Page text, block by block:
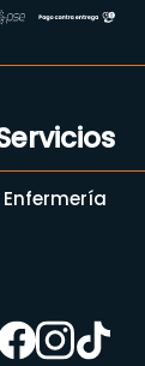
Enfermería